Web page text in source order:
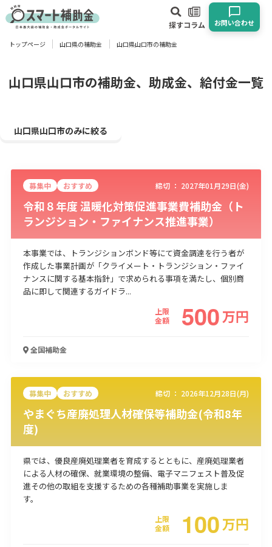
探すコラム お問い合わせ
対象
物流・運輸業 製造業 情報通信業 卸売･小売業
建設･不動産業
サービス業 医療･福祉 農業･林業
漁業
宿泊･旅館業
その他
使い道
海外展開 設備投資
IT導入
特許・知的財産
起業・創業
トップページ 山口県の補助金 山口県山口市の補助金
山口県山口市の補助金、助成金、給付金一覧
山口県山口市のみに絞る
募集中 おすすめ 締切 ： 2027年01月29日(金)
令和８年度 温暖化対策促進事業費補助金（ト
ランジション・ファイナンス推進事業）
本事業では、トランジションボンド等にて資金調達を行う者が
作成した事業計画が「クライメート・トランジション・ファイ
ナンスに関する基本指針」で求められる事項を満たし、個別商
品に即して関連するガイドラ...
上限
金額
500万円
全国補助金
募集中 おすすめ 締切 ： 2026年12月28日(月)
やまぐち産廃処理人材確保等補助金(令和8年
度)
県では、優良産廃処理業者を育成するとともに、産廃処理業者
による人材の確保、就業環境の整備、電子マニフェスト普及促
進その他の取組を支援するための各種補助事業を実施しま
す。
上限
金額
100万円